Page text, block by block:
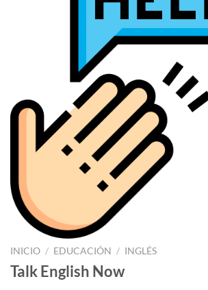
INICIO / EDUCACIÓN / INGLÉS
Talk English Now